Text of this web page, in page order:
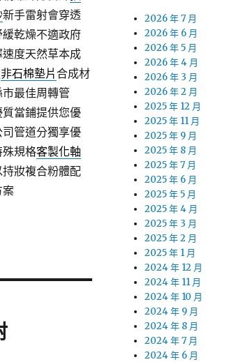
新手雷射會穿透
乾燥不適政府
度天然草本成
非石棉墊片合成材
最佳周轉管
當鋪提供您優
管道分獨享優
規格客製化軸
持妝複合粉體配
案
2026 年 7 月
2026 年 6 月
2026 年 5 月
2026 年 4 月
2026 年 3 月
2026 年 2 月
2025 年 12 月
2025 年 11 月
2025 年 9 月
2025 年 8 月
2025 年 7 月
2025 年 6 月
2025 年 5 月
2025 年 4 月
2025 年 3 月
2025 年 2 月
2025 年 1 月
2024 年 12 月
2024 年 11 月
2024 年 10 月
2024 年 9 月
2024 年 8 月
2024 年 7 月
2024 年 6 月